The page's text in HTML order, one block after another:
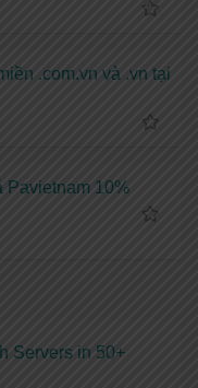
.com.vn và .vn tại
Pavietnam 10%
Servers in 50+